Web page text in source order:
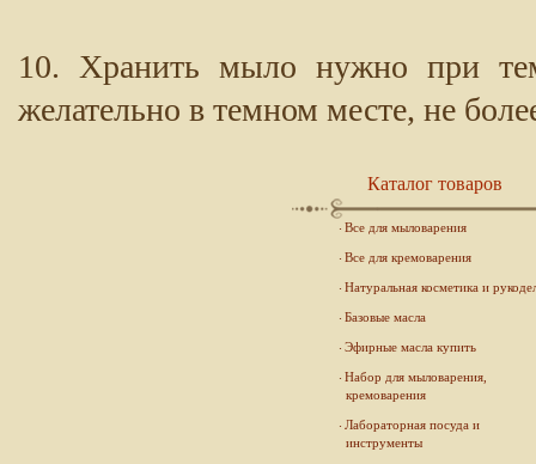
10. Хранить мыло нужно при
желательно в темном месте, не
Каталог товаров
Все для мыловарения
Все для кремоварения
Натуральная косметика и
Базовые масла
Эфирные масла купить
Набор для мыловарения,
кремоварения
Лабораторная посуда и
инструменты